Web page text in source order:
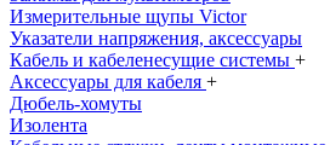
Измерительные щупы Victor
Указатели напряжения, аксессуары
Кабель и кабеленесущие системы +
Аксессуары для кабеля +
Дюбель-хомуты
Изолента